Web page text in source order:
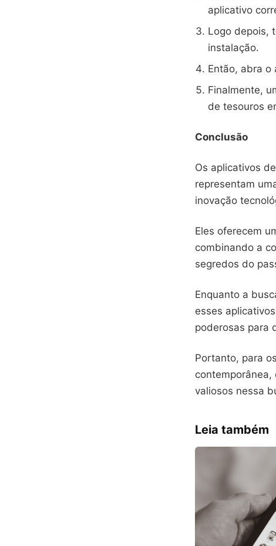
aplicativo
Logo depois,
instalação.
Então, abra o
Finalmente,
de tesouros
Conclusão
Os aplicativos
representam
inovação
Eles oferecem
combinando a
segredos do
Enquanto a
esses
poderosas para
Portanto, para
valiosos nessa
Leia também